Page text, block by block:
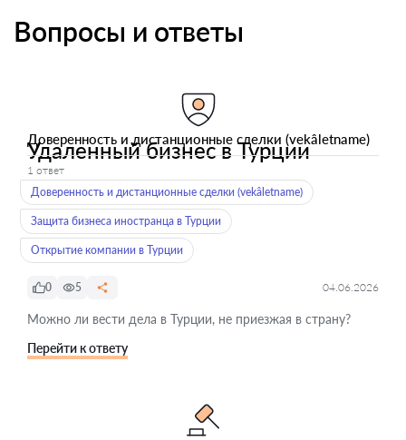
Вопросы и ответы
Доверенность и дистанционные сделки (vekâletname)
Удаленный бизнес в Турции
1 ответ
Доверенность и дистанционные сделки (vekâletname)
Защита бизнеса иностранца в Турции
Открытие компании в Турции
0 5 04.06.2026
Можно ли вести дела в Турции, не приезжая в страну?
Перейти к ответу